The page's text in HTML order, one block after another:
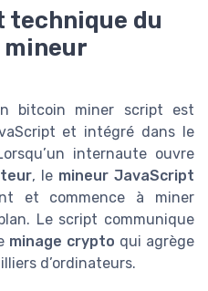
technique du
bitcoin miner script est
et intégré dans le
internaute ouvre
, le mineur JavaScript
et commence à miner
Le script communique
minage crypto qui agrège
d’ordinateurs.